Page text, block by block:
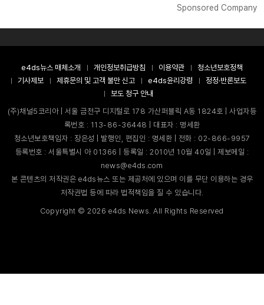
Sponsored Company
e4ds뉴스 매체소개 개인정보취급방침 이용약관
청소년보호정책
기사제보
제휴문의 및 고객 불만 신고 e4ds윤리강령
정정·반론보도
보도 청구 안내
(주)채널5코리아 | 서울 금천구 디지털로 178 가산퍼블릭 A동 1824호 | 사업자등
록번호 : 113-86-36448 | 대표자 : 명세환
청소년보호책임자 : 장은성 | 발행인, 편집인 : 명세환 | 전화 : 02-866-9957
등록번호 : 서울특별시 아 01366 | 등록일 : 2010년 10월 40일 | 제보메일 :
news@e4ds.com
본 콘텐츠의 저작권은 e4ds뉴스 또는 제공처에 있으며 이를 무단 이용하는 경우
저작권법 등에 따라 법적책임을 질 수 있습니다.
Copyright ©2026 e4ds News. All Rights Reserved